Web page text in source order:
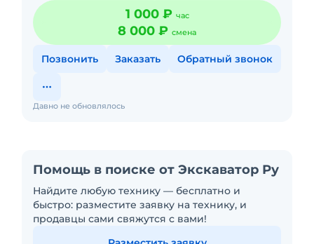
1 000 ₽ час
8 000 ₽ смена
Позвонить Заказать Обратный звонок
Давно не обновлялось
Помощь в поиске от Экскаватор Ру
Найдите любую технику — бесплатно и
быстро: разместите заявку на технику, и
продавцы сами свяжутся с вами!